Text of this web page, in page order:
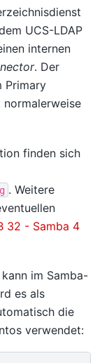
UCS-LDAP
internen
. Der
Primary
finden sich
. Weitere
32 - Samba 4
kann im Samba-
es als
die
verwendet: